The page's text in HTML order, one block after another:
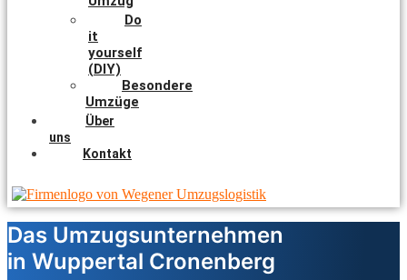
Do
it
yourself
(DIY)
Besondere
Umzüge
Über
uns
Kontakt
Das Umzugsunternehmen
in Wuppertal Cronenberg